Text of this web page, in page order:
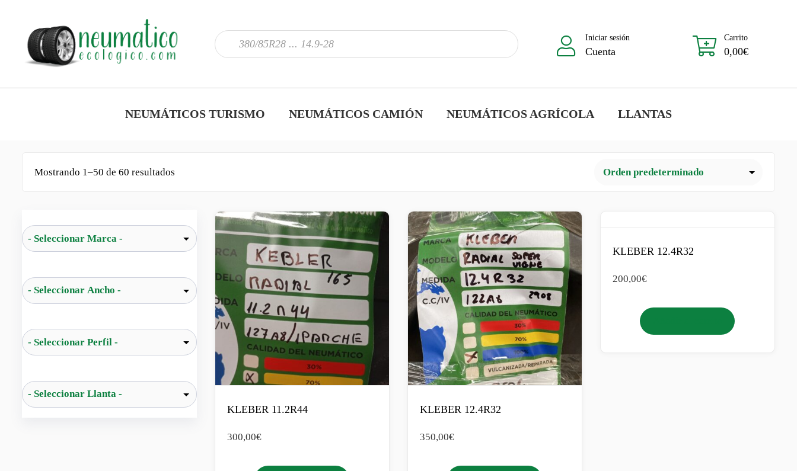
Iniciar sesión
Cuenta
Carrito
0,00€
NEUMÁTICOS TURISMO NEUMÁTICOS CAMIÓN NEUMÁTICOS AGRÍCOLA LLANTAS
Mostrando 1–50 de 60 resultados
KLEBER 11.2R44
300,00€
KLEBER 12.4R32
350,00€
KLEBER 12.4R32
200,00€